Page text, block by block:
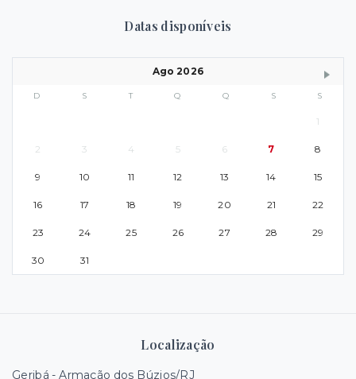
Datas disponíveis
Ago 2026
D S T Q Q S S
1
2 3 4 5 6 7 8
9 10 11 12 13 14 15
16 17 18 19 20 21 22
23 24 25 26 27 28 29
30 31
Localização
Geribá - Armação dos Búzios/RJ